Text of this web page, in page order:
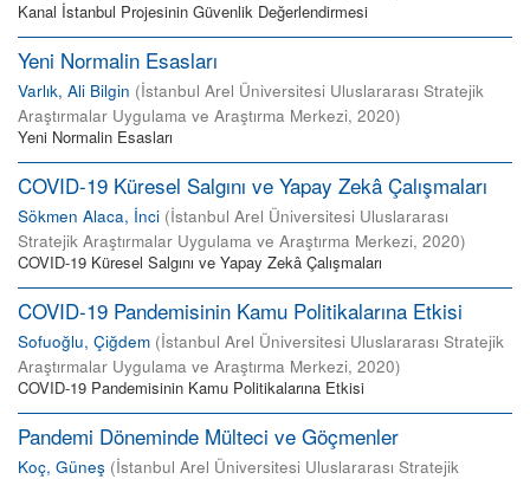
Kanal İstanbul Projesinin Güvenlik Değerlendirmesi
Yeni Normalin Esasları
Varlık, Ali Bilgin (İstanbul Arel Üniversitesi Uluslararası Stratejik
Araştırmalar Uygulama ve Araştırma Merkezi, 2020)
Yeni Normalin Esasları
COVID-19 Küresel Salgını ve Yapay Zekâ Çalışmaları
Sökmen Alaca, İnci (İstanbul Arel Üniversitesi Uluslararası
Stratejik Araştırmalar Uygulama ve Araştırma Merkezi, 2020)
COVID-19 Küresel Salgını ve Yapay Zekâ Çalışmaları
COVID-19 Pandemisinin Kamu Politikalarına Etkisi
Sofuoğlu, Çiğdem (İstanbul Arel Üniversitesi Uluslararası Stratejik
Araştırmalar Uygulama ve Araştırma Merkezi, 2020)
COVID-19 Pandemisinin Kamu Politikalarına Etkisi
Pandemi Döneminde Mülteci ve Göçmenler
Koç, Güneş (İstanbul Arel Üniversitesi Uluslararası Stratejik